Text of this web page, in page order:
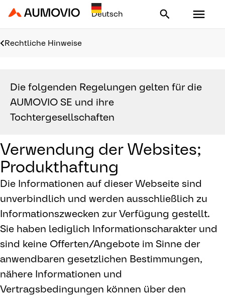
Aumovio - Homepage
Rechtliche Hinweise
Die folgenden Regelungen gelten für die
AUMOVIO SE und ihre
Tochtergesellschaften
Verwendung der Websites;
Produkthaftung
Die Informationen auf dieser Webseite sind
unverbindlich und werden ausschließlich zu
Informationszwecken zur Verfügung gestellt.
Sie haben lediglich Informationscharakter und
sind keine Offerten/Angebote im Sinne der
anwendbaren gesetzlichen Bestimmungen,
nähere Informationen und
Vertragsbedingungen können über den